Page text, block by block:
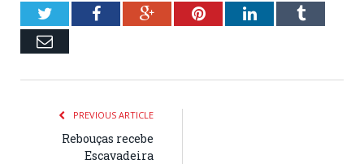
TwitterFacebookGoogle+PinterestLinkedInTumblr
Email
PREVIOUS ARTICLE
Rebouças recebe
Escavadeira